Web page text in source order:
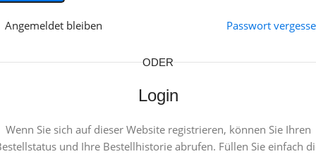
Passwort
Angemeldet bleiben
ODER
Login
Wenn Sie sich auf dieser Website registrieren, können Sie Ihren
und Ihre Bestellhistorie abrufen. Füllen Sie einfach